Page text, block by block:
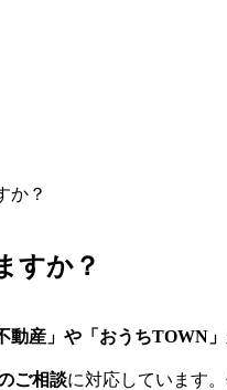
か？
すか？
動産」や「おうちTOWN
ご相談に対応しています